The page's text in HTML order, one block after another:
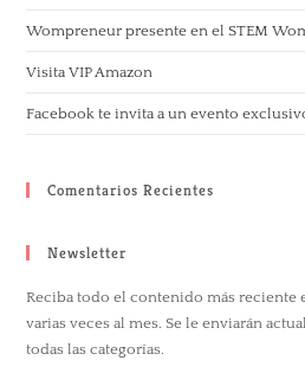
Wompreneur presente en el STEM
Visita VIP Amazon
Facebook te invita a un evento
Comentarios Recientes
Newsletter
Reciba todo el contenido más reciente
varias veces al mes. Se le enviarán
todas las categorías.